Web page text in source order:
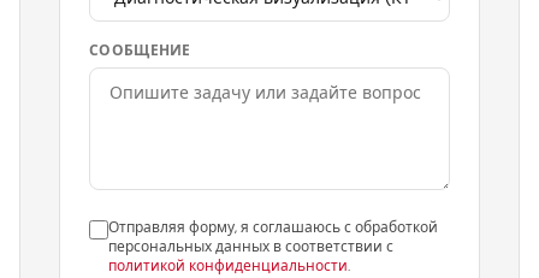
СООБЩЕНИЕ
Отправляя форму, я соглашаюсь с обработкой
персональных данных в соответствии с
политикой конфиденциальности.